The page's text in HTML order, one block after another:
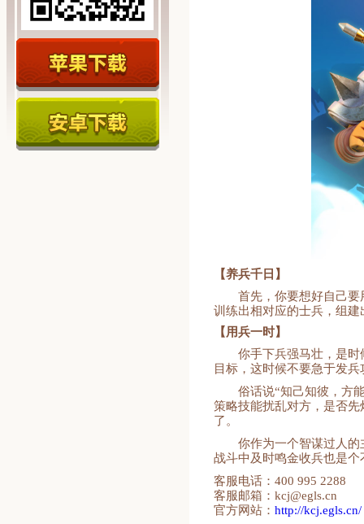
【养兵千日】
首先，你要想好自己
训练出相对应的士兵，组
【用兵一时】
你手下兵强马壮，是
目标，这时候不要急于发
俗话说“知己知彼，方
策略技能扰乱对方，是否
了。
你作为一个智谋过人
战斗中及时鸣金收兵也是
客服电话：400 995 2288
客服邮箱：kcj@egls.cn
官方网站： http://kcj.egls.cn/